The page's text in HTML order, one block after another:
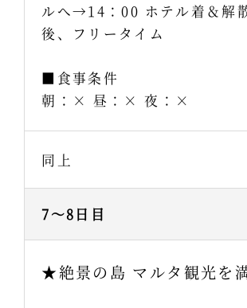
ルへ→14：00 ホテル着＆解
後、フリータイム
■食事条件
朝：× 昼：× 夜：×
同上
7～8日目
★絶景の島 マルタ観光を